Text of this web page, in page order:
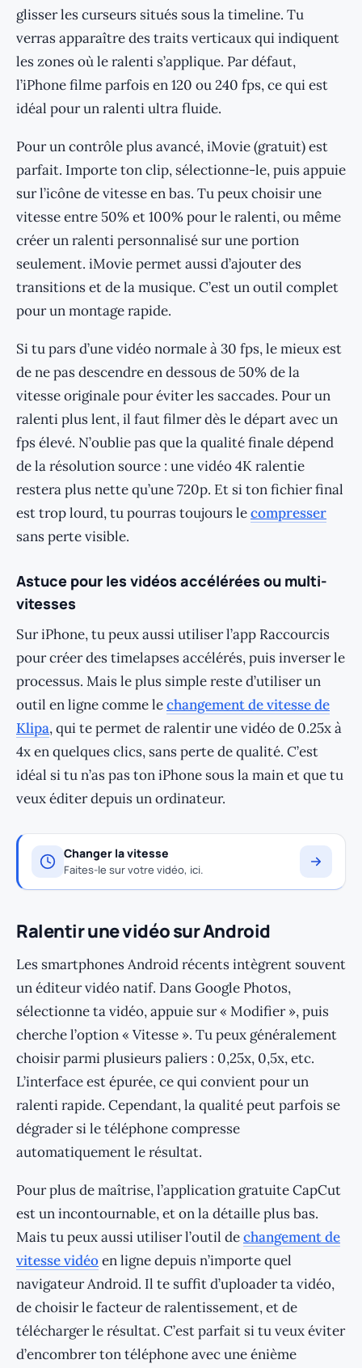
glisser les curseurs situés sous la timeline. Tu
verras apparaître des traits verticaux qui indiquent
les zones où le ralenti s’applique. Par défaut,
l’iPhone filme parfois en 120 ou 240 fps, ce qui est
idéal pour un ralenti ultra fluide.
Pour un contrôle plus avancé, iMovie (gratuit) est
parfait. Importe ton clip, sélectionne-le, puis appuie
sur l’icône de vitesse en bas. Tu peux choisir une
vitesse entre 50% et 100% pour le ralenti, ou même
créer un ralenti personnalisé sur une portion
seulement. iMovie permet aussi d’ajouter des
transitions et de la musique. C’est un outil complet
pour un montage rapide.
Si tu pars d’une vidéo normale à 30 fps, le mieux est
de ne pas descendre en dessous de 50% de la
vitesse originale pour éviter les saccades. Pour un
ralenti plus lent, il faut filmer dès le départ avec un
fps élevé. N’oublie pas que la qualité finale dépend
de la résolution source : une vidéo 4K ralentie
restera plus nette qu’une 720p. Et si ton fichier final
est trop lourd, tu pourras toujours lecompresser
sans perte visible.
Astuce pour les vidéos accélérées ou multi-
vitesses
Sur iPhone, tu peux aussi utiliser l’app Raccourcis
pour créer des timelapses accélérés, puis inverser le
processus. Mais le plus simple reste d’utiliser un
outil en ligne comme lechangement de vitesse de
Klipa, qui te permet de ralentir une vidéo de 0.25x à
4x en quelques clics, sans perte de qualité. C’est
idéal si tu n’as pas ton iPhone sous la main et que tu
veux éditer depuis un ordinateur.
Changer la vitesse
Faites-le sur votre vidéo, ici.
Ralentir une vidéo sur Android
Les smartphones Android récents intègrent souvent
un éditeur vidéo natif. Dans Google Photos,
sélectionne ta vidéo, appuie sur « Modifier », puis
cherche l’option « Vitesse ». Tu peux généralement
choisir parmi plusieurs paliers : 0,25x, 0,5x, etc.
L’interface est épurée, ce qui convient pour un
ralenti rapide. Cependant, la qualité peut parfois se
dégrader si le téléphone compresse
automatiquement le résultat.
Pour plus de maîtrise, l’application gratuite CapCut
est un incontournable, et on la détaille plus bas.
Mais tu peux aussi utiliser l’outil dechangement de
vitesse vidéoen ligne depuis n’importe quel
navigateur Android. Il te suffit d’uploader ta vidéo,
de choisir le facteur de ralentissement, et de
télécharger le résultat. C’est parfait si tu veux éviter
d’encombrer ton téléphone avec une énième